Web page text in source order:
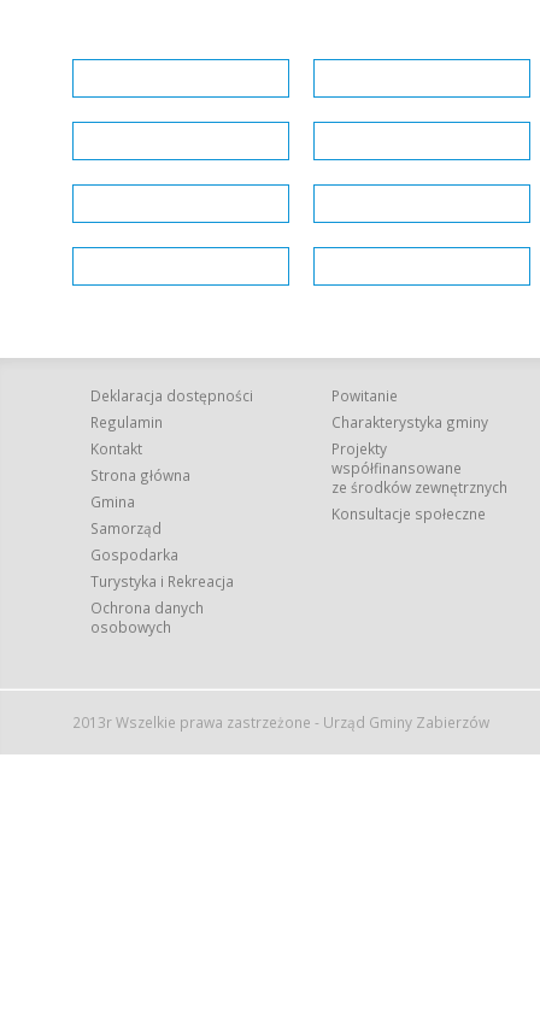
Deklaracja dostępności
Regulamin
Kontakt
Strona główna
Gmina
Samorząd
Gospodarka
Turystyka i Rekreacja
Ochrona danych
osobowych
Powitanie
Charakterystyka gminy
Projekty
współfinansowane
ze środków zewnętrznych
Konsultacje społeczne
2013r Wszelkie prawa zastrzeżone - Urząd Gminy Zabierzów